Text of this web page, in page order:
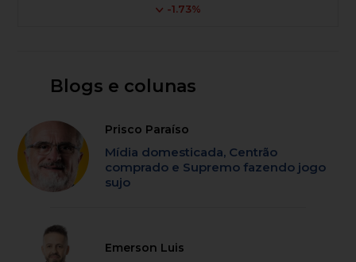
-1.73%
Blogs e colunas
Prisco Paraíso
Mídia domesticada, Centrão
comprado e Supremo fazendo jogo
sujo
Emerson Luis